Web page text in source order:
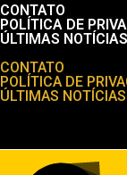
CONTATO
POLÍTICA DE
ÚLTIMAS NOTÍCIAS
CONTATO
POLÍTICA DE
ÚLTIMAS NOTÍCIAS